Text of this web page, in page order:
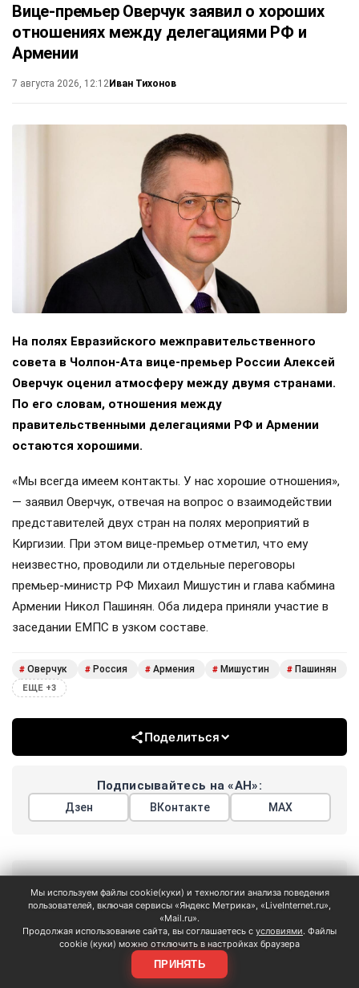
Вице-премьер Оверчук заявил о хороших
отношениях между делегациями РФ и
Армении
7 августа 2026, 12:12Иван Тихонов
На полях Евразийского межправительственного
совета в Чолпон-Ата вице-премьер России Алексей
Оверчук оценил атмосферу между двумя странами.
По его словам, отношения между
правительственными делегациями РФ и Армении
остаются хорошими.
«Мы всегда имеем контакты. У нас хорошие отношения»,
— заявил Оверчук, отвечая на вопрос о взаимодействии
представителей двух стран на полях мероприятий в
Киргизии. При этом вице-премьер отметил, что ему
неизвестно, проводили ли отдельные переговоры
премьер-министр РФ Михаил Мишустин и глава кабмина
Армении Никол Пашинян. Оба лидера приняли участие в
заседании ЕМПС в узком составе.
# Оверчук # Россия # Армения # Мишустин # Пашинян
ЕЩЕ +3
Поделиться
Подписывайтесь на «АН»:
Дзен ВКонтакте МАХ
Показать еще
Мы используем файлы cookie(куки) и технологии анализа поведения
пользователей, включая сервисы «Яндекс Метрика», «LiveInternet.ru»,
«Mail.ru».
Продолжая использование сайта, вы соглашаетесь с условиями. Файлы
cookie (куки) можно отключить в настройках браузера
ПРИНЯТЬ